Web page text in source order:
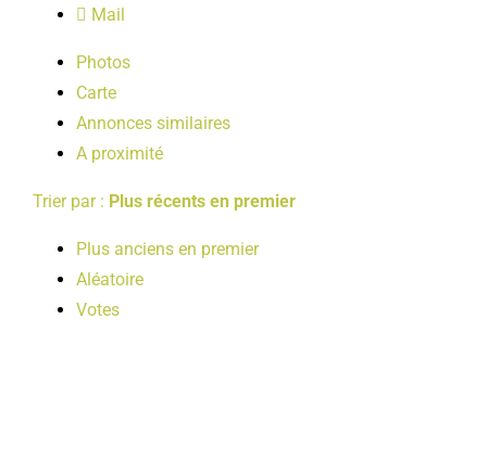
LOISIRS
PUBLICATIONS
Mail
Photos
Carte
Annonces similaires
A proximité
Trier par : Plus récents en premier
Plus anciens en premier
Aléatoire
Votes